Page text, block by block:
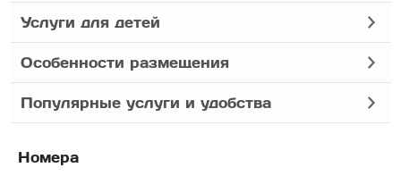
Услуги для детей
Особенности размещения
Популярные услуги и удобства
Номера